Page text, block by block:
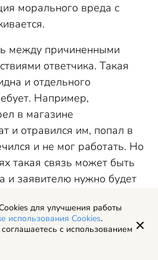
морального вреда с
между причиненными
ответчика. Такая
и отдельного
Например,
в магазине
и отравился им, попал в
и не мог работать. Но
такая связь может быть
и заявителю нужно будет
доказать, что
действия или
для улучшения работы
использования Cookies.
с использованием